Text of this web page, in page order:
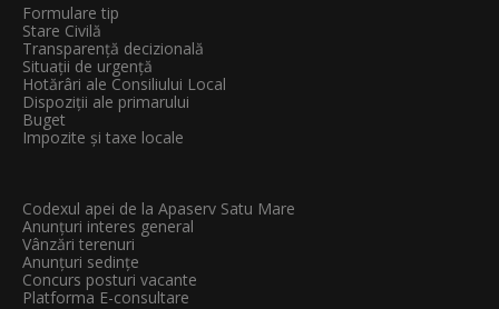
Formulare tip
Stare Civilă
Transparenţă decizională
Situații de urgență
Hotărâri ale Consiliului Local
Dispoziții ale primarului
Buget
Impozite și taxe locale
Codexul apei de la Apaserv Satu Mare
Anunțuri interes general
Vânzări terenuri
Anunțuri sedințe
Concurs posturi vacante
Platforma E-consultare